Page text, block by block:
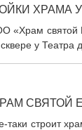
ХРАМА
«Храм
у Театра
СВЯТОЙ
таки строит